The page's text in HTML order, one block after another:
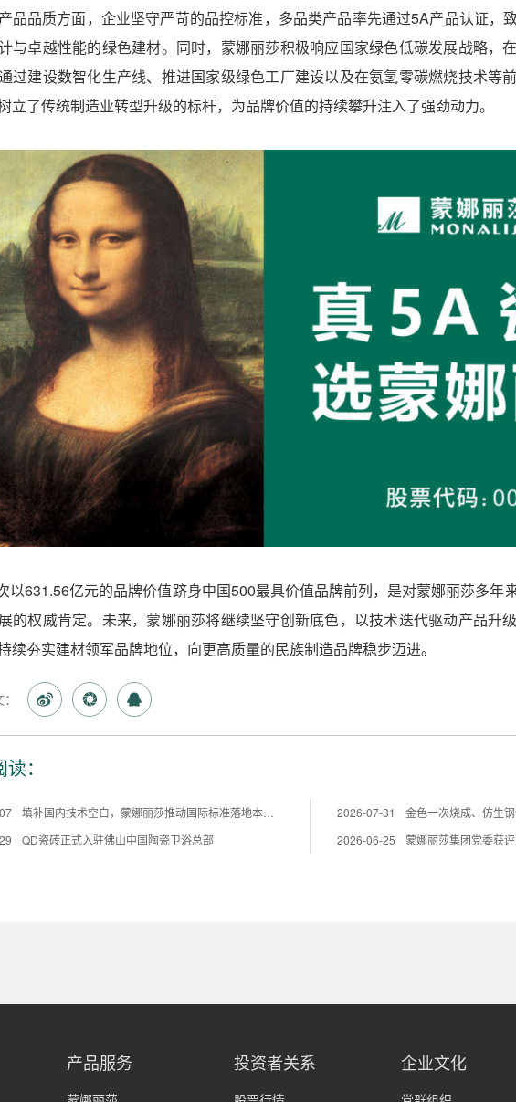
品品质方面，企业坚守严苛的品控标准，多品类产品率先通过5A产品认证，
与卓越性能的绿色建材。同时，蒙娜丽莎积极响应国家绿色低碳发展战略，
过建设数智化生产线、推进国家级绿色工厂建设以及在氨氢零碳燃烧技术等
立了传统制造业转型升级的标杆，为品牌价值的持续攀升注入了强劲动力。
以631.56亿元的品牌价值跻身中国500最具价值品牌前列，是对蒙娜丽莎多年
的权威肯定。未来，蒙娜丽莎将继续坚守创新底色，以技术迭代驱动产品升
续夯实建材领军品牌地位，向更高质量的民族制造品牌稳步迈进。
：
2026-07-31
QD瓷砖正式入驻佛山中国陶瓷卫浴总部 2026-06-25 蒙娜丽莎集团党委获
产品服务 投资者关系 企业文化